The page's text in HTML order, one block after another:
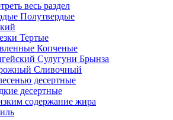
весь раздел
Полутвердые
Тертые
Копченые
Сулугуни Брынза
Сливочный
десертные
десертные
содержание жира